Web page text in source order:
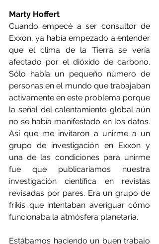
Marty Hoffert
Cuando empecé a ser consultor de
Exxon, ya había empezado a entender
que el clima de la Tierra se vería
afectado por el dióxido de carbono.
Sólo había un pequeño número de
personas en el mundo que trabajaban
activamente en este problema porque
la señal del calentamiento global aún
no se había manifestado en los datos.
Así que me invitaron a unirme a un
grupo de investigación en Exxon y
una de las condiciones para unirme
fue que publicaríamos nuestra
investigación científica en revistas
revisadas por pares. Era un grupo de
frikis que intentaban averiguar cómo
funcionaba la atmósfera planetaria.
Estábamos haciendo un buen trabajo